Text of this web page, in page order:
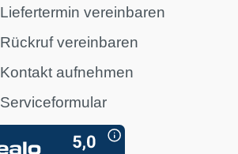
Liefertermin vereinbaren
Rückruf vereinbaren
Kontakt aufnehmen
Serviceformular